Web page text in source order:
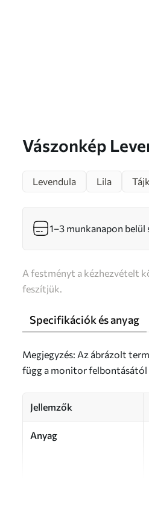
Levendula Lila
1–3 munkanapon belül
A festményt a kézhezvételt
feszítjük.
Specifikációk és anyag
Megjegyzés: Az ábrázolt
függ a monitor felbontásától
Jellemzők
Anyag